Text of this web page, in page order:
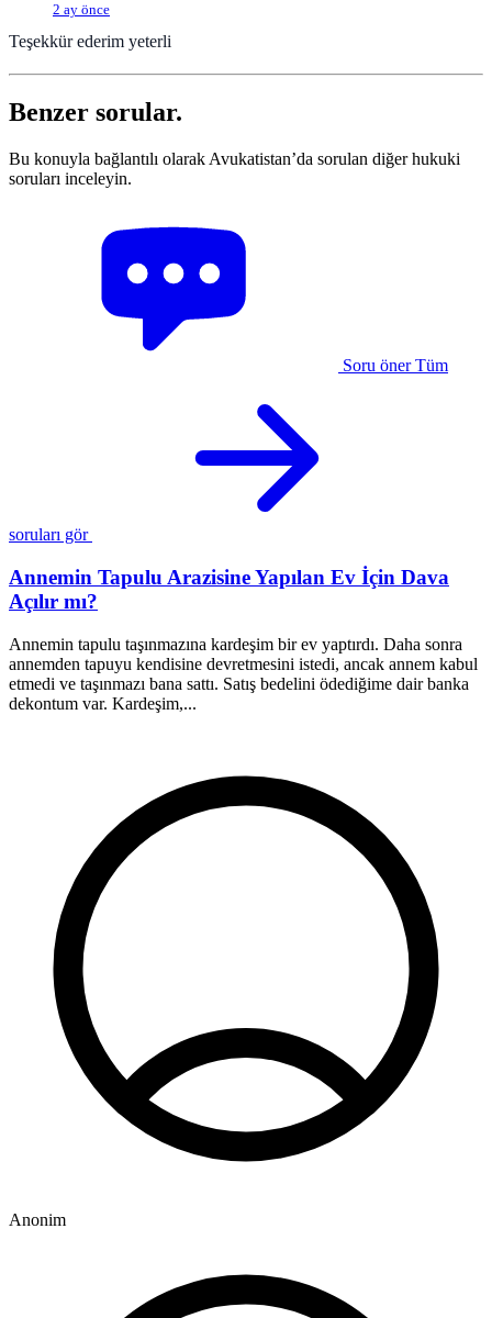
2 ay önce
Teşekkür ederim yeterli
Benzer sorular.
Bu konuyla bağlantılı olarak Avukatistan’da sorulan diğer hukuki
soruları inceleyin.
Soru öner Tüm
soruları gör
Annemin Tapulu Arazisine Yapılan Ev İçin Dava
Açılır mı?
Annemin tapulu taşınmazına kardeşim bir ev yaptırdı. Daha sonra
annemden tapuyu kendisine devretmesini istedi, ancak annem kabul
etmedi ve taşınmazı bana sattı. Satış bedelini ödediğime dair banka
dekontum var. Kardeşim,...
Anonim